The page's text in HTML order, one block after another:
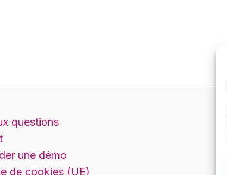
questions
une démo
de cookies (UE)